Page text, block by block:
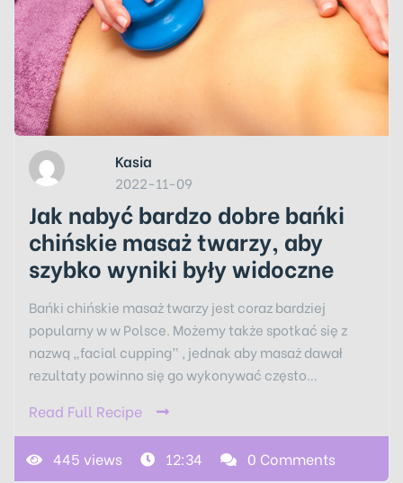
Kasia
2022-11-09
Jak nabyć bardzo dobre bańki
chińskie masaż twarzy, aby
szybko wyniki były widoczne
Bańki chińskie masaż twarzy jest coraz bardziej
popularny w w Polsce. Możemy także spotkać się z
nazwą „facial cupping” , jednak aby masaż dawał
rezultaty powinno się go wykonywać często…
Read Full Recipe
445 views 12:34 0 Comments